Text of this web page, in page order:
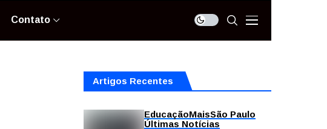
Contato
Artigos Recentes
EducaçãoMaisSão Paulo
Últimas Notícias